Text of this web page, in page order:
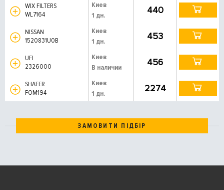
WIX FILTERS
WL7164
Киев
1 дн.
440
NISSAN
1520831U0B
Киев
1 дн.
453
UFI
2326000
Киев
В наличии
456
SHAFER
FOM194
Киев
1 дн.
2274
ЗАМОВИТИ ПІДБІР